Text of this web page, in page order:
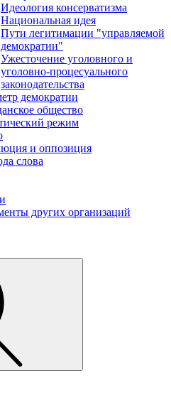
Идеология консерватизма
Национальная идея
Пути легитимации "управляемой
демократии"
Ужесточение уголовного и
уголовно-процесуального
законодательства
демократии
общество
режим
и оппозиция
слова
других организаций